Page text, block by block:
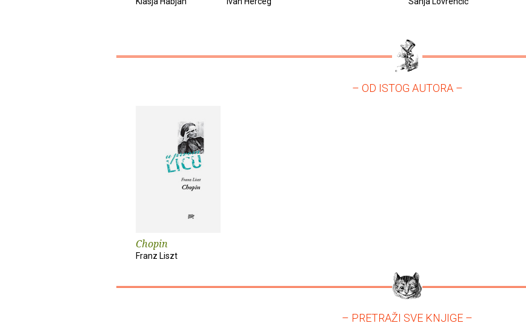
– OD ISTOG AUTORA –
Chopin
Franz Liszt
– PRETRAŽI SVE KNJIGE –